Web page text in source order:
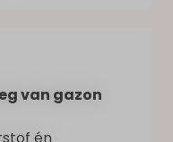
van gazon